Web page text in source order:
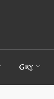
Gry